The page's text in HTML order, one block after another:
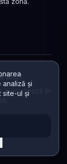
și
site-ul și
aici?
în